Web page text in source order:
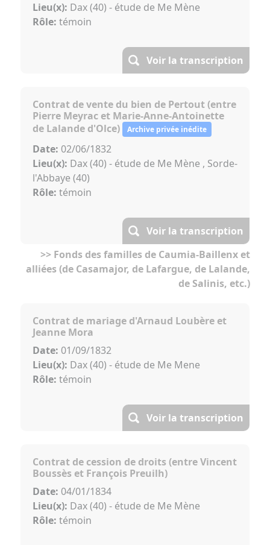
Lieu(x): Dax (40) - étude de Me Mène
Rôle: témoin
Voir la transcription
Contrat de vente du bien de Pertout (entre
Pierre Meyrac et Marie-Anne-Antoinette
de Lalande d'Olce)
Archive privée inédite
Date: 02/06/1832
Lieu(x): Dax (40) - étude de Me Mène , Sorde-
l'Abbaye (40)
Rôle: témoin
Voir la transcription
>> Fonds des familles de Caumia-Baillenx et
alliées (de Casamajor, de Lafargue, de Lalande,
de Salinis, etc.)
Contrat de mariage d'Arnaud Loubère et
Jeanne Mora
Date: 01/09/1832
Lieu(x): Dax (40) - étude de Me Mene
Rôle: témoin
Voir la transcription
Contrat de cession de droits (entre Vincent
Boussès et François Preuilh)
Date: 04/01/1834
Lieu(x): Dax (40) - étude de Me Mène
Rôle: témoin